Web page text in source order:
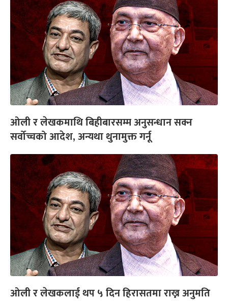
ओली र लेखकमाथि बिहीबारसम्म अनुसन्धान सक्न
सर्वोच्चको आदेश, अन्यथा थुनामुक्त गर्नू
ओली र लेखकलाई थप ५ दिन हिरासतमा राख्न अनुमति